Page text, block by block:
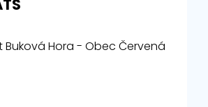
Buková Hora - Obec Červená